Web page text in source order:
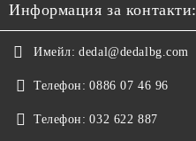
Информация за контакти:
Имейл: dedal@dedalbg.com
Телефон: 0886 07 46 96
Телефон: 032 622 887